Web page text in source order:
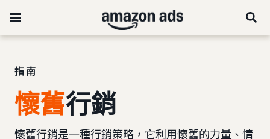
指南
懷舊行銷
懷舊行銷是一種行銷策略，它利用懷舊的力量、情